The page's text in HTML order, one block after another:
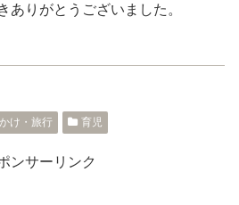
ありがとうございました。
け・旅行 育児
ンサーリンク